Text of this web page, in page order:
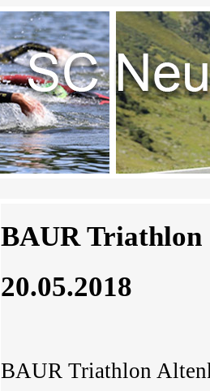
BAUR Triathlon
20.05.2018
BAUR Triathlon